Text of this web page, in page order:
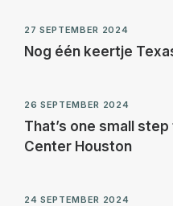
27 SEPTEMBER 2024
Nog één keertje
26 SEPTEMBER 2024
That’s one small
Center Houston
24 SEPTEMBER 2024